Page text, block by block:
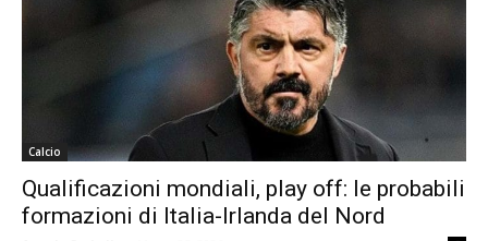
Calcio
Qualificazioni mondiali, play off: le probabili
formazioni di Italia-Irlanda del Nord